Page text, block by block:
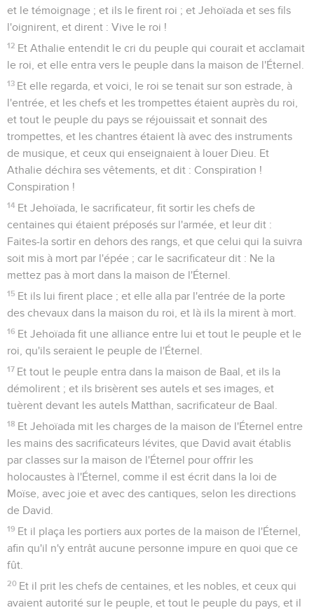
et le témoignage ; et ils le firent roi ; et Jehoïada et ses fils
l'oignirent, et dirent : Vive le roi !
12 Et Athalie entendit le cri du peuple qui courait et acclamait
le roi, et elle entra vers le peuple dans la maison de l'Éternel.
13 Et elle regarda, et voici, le roi se tenait sur son estrade, à
l'entrée, et les chefs et les trompettes étaient auprès du roi,
et tout le peuple du pays se réjouissait et sonnait des
trompettes, et les chantres étaient là avec des instruments
de musique, et ceux qui enseignaient à louer Dieu. Et
Athalie déchira ses vêtements, et dit : Conspiration !
Conspiration !
14 Et Jehoïada, le sacrificateur, fit sortir les chefs de
centaines qui étaient préposés sur l'armée, et leur dit :
Faites-la sortir en dehors des rangs, et que celui qui la suivra
soit mis à mort par l'épée ; car le sacrificateur dit : Ne la
mettez pas à mort dans la maison de l'Éternel.
15 Et ils lui firent place ; et elle alla par l'entrée de la porte
des chevaux dans la maison du roi, et là ils la mirent à mort.
16 Et Jehoïada fit une alliance entre lui et tout le peuple et le
roi, qu'ils seraient le peuple de l'Éternel.
17 Et tout le peuple entra dans la maison de Baal, et ils la
démolirent ; et ils brisèrent ses autels et ses images, et
tuèrent devant les autels Matthan, sacrificateur de Baal.
18 Et Jehoïada mit les charges de la maison de l'Éternel entre
les mains des sacrificateurs lévites, que David avait établis
par classes sur la maison de l'Éternel pour offrir les
holocaustes à l'Éternel, comme il est écrit dans la loi de
Moïse, avec joie et avec des cantiques, selon les directions
de David.
19 Et il plaça les portiers aux portes de la maison de l'Éternel,
afin qu'il n'y entrât aucune personne impure en quoi que ce
fût.
20 Et il prit les chefs de centaines, et les nobles, et ceux qui
avaient autorité sur le peuple, et tout le peuple du pays, et il